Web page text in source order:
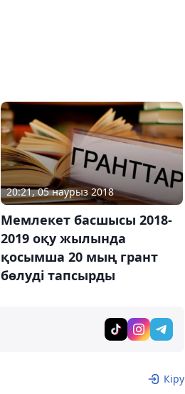
20:21, 05 наурыз 2018
Мемлекет басшысы 2018-
2019 оқу жылында
қосымша 20 мың грант
бөлуді тапсырды
Кіру